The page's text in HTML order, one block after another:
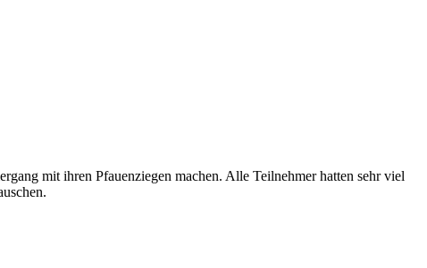
mit ihren Pfauenziegen machen. Alle Teilnehmer hatten sehr viel